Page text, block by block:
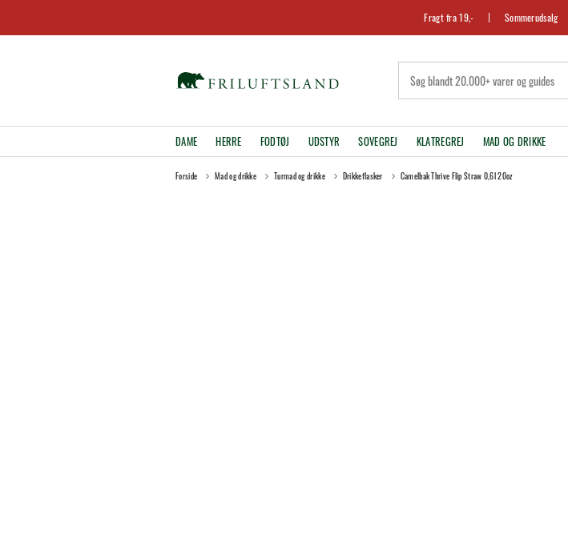
Fragt fra 19,- Sommerudsalg
DAME HERRE FODTØJ UDSTYR SOVEGREJ KLATREGREJ MAD OG DRIKKE
Forside Mad og drikke Turmad og drikke Drikkeflasker Camelbak Thrive Flip Straw 0,6l 20oz